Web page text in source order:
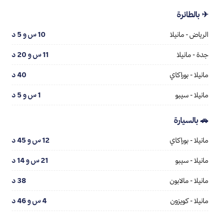
✈ بالطائرة
الرياض - مانيلا 10 س و 5 د
جدة - مانيلا 11 س و 20 د
مانيلا - بوراكاي 40 د
مانيلا - سيبو 1 س و 5 د
🚗 بالسيارة
مانيلا - بوراكاي 12 س و 45 د
مانيلا - سيبو 21 س و 14 د
مانيلا - مالابون 38 د
مانيلا - كويزون 4 س و 46 د